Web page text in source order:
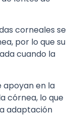
corneales se
por lo que su
cuando la
apoyan en la
córnea, lo que
adaptación